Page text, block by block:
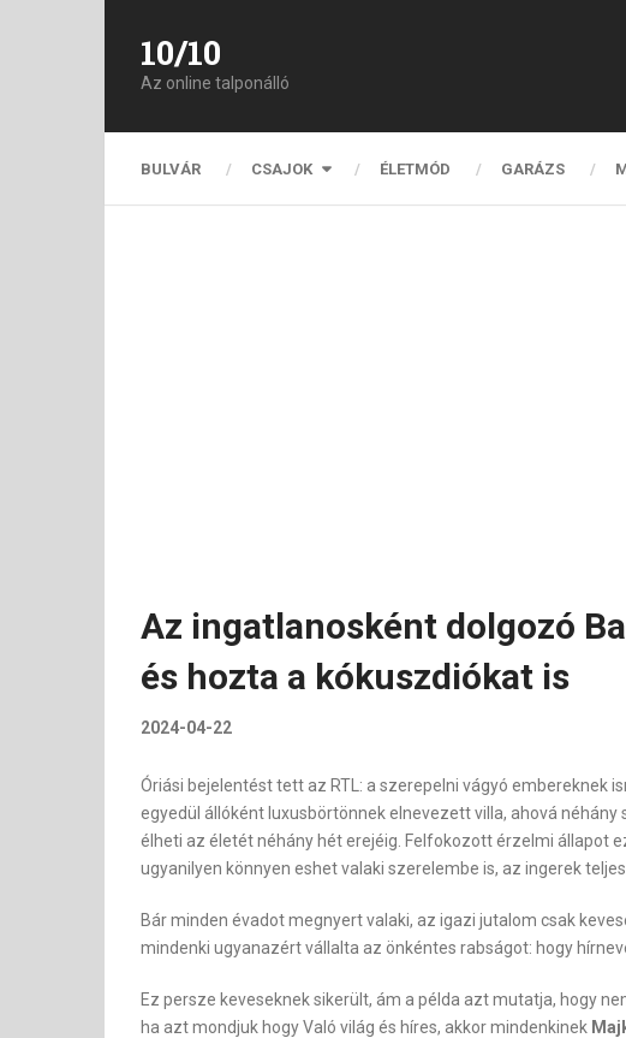
10/10
Az online talponálló
BULVÁR CSAJOK ÉLETMÓD GARÁZS
Az ingatlanosként dolgozó
és hozta a kókuszdiókat is
2024-04-22
Óriási bejelentést tett az RTL: a szerepelni vágyó
egyedül állóként luxusbörtönnek elnevezett villa, ahová
élheti az életét néhány hét erejéig. Felfokozott érzelmi állapot
ugyanilyen könnyen eshet valaki szerelembe is, az ingerek
Bár minden évadot megnyert valaki, az igazi jutalom csak
mindenki ugyanazért vállalta az önkéntes rabságot: hogy
Ez persze keveseknek sikerült, ám a példa azt mutatja, hogy
ha azt mondjuk hogy Való világ és híres, akkor mindenkinek